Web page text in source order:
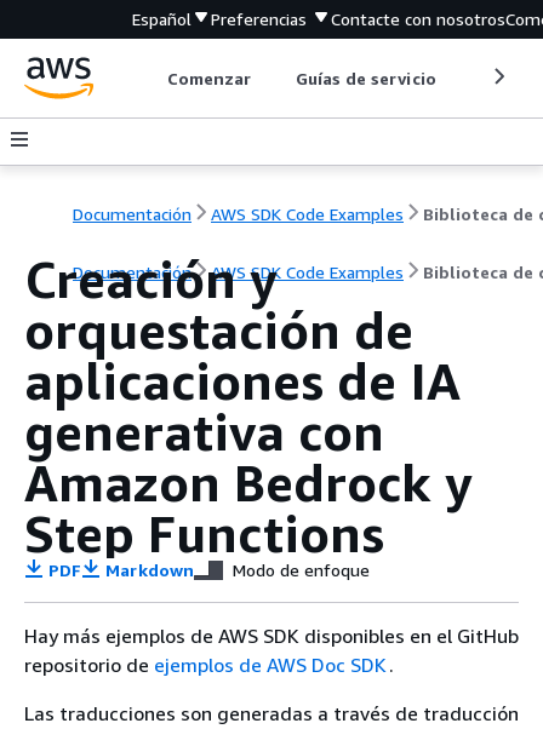
Español Preferencias Contacte con nosotros
Comenzar Guías de servicio
Documentación AWS SDK Code Examples
Documentación AWS SDK Code Examples Biblioteca de
Creación y
orquestación de
aplicaciones de IA
generativa con
Amazon Bedrock y
Step Functions
PDF Markdown Modo de enfoque
Hay más ejemplos de AWS SDK disponibles en el GitHub
repositorio de ejemplos de AWS Doc SDK.
Las traducciones son generadas a través de traducción